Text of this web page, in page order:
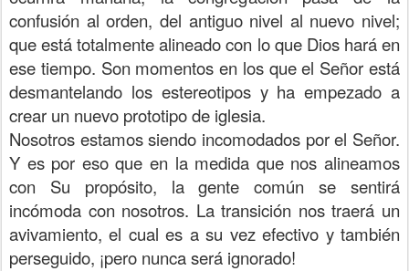
confusión al orden, del antiguo nivel al nuevo nivel;
que está totalmente alineado con lo que Dios hará en
ese tiempo. Son momentos en los que el Señor está
desmantelando los estereotipos y ha empezado a
crear un nuevo prototipo de iglesia.
Nosotros estamos siendo incomodados por el Señor.
Y es por eso que en la medida que nos alineamos
con Su propósito, la gente común se sentirá
incómoda con nosotros. La transición nos traerá un
avivamiento, el cual es a su vez efectivo y también
perseguido, ¡pero nunca será ignorado!